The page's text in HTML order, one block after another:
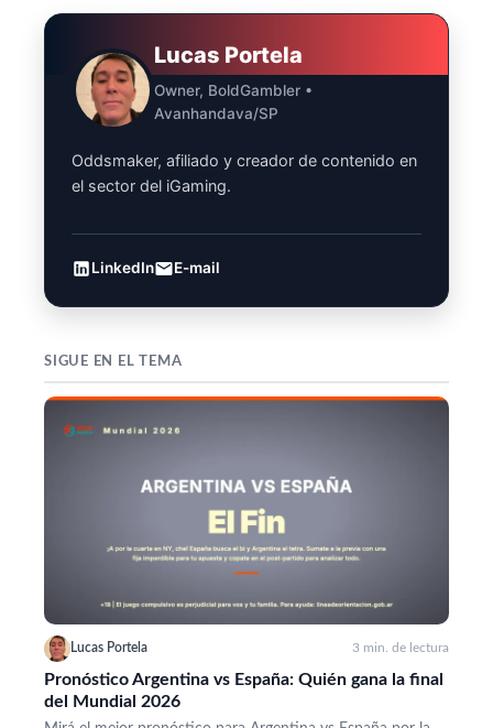
Lucas Portela
Owner, BoldGambler •
Avanhandava/SP
Oddsmaker, afiliado y creador de contenido en
el sector del iGaming.
LinkedIn E-mail
SIGUE EN EL TEMA
Lucas Portela 3 min. de lectura
Pronóstico Argentina vs España: Quién gana la final
del Mundial 2026